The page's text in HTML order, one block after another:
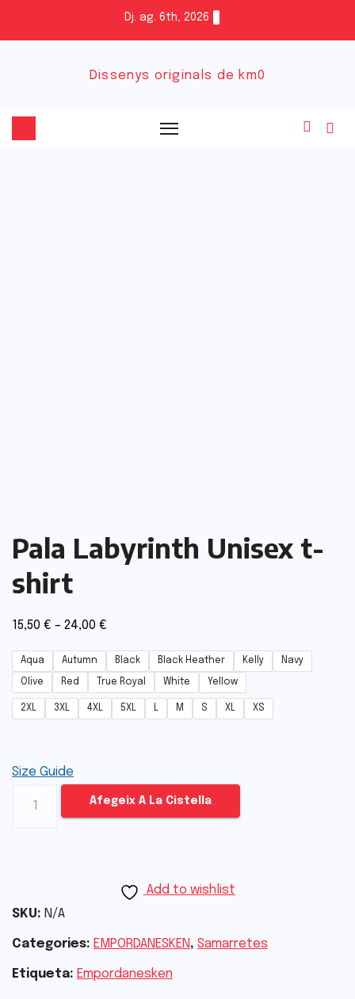
Dj. ag. 6th, 2026
Dissenys originals de km0
Pala Labyrinth Unisex t-
shirt
15,50 € – 24,00 €
Aqua Autumn Black Black Heather Kelly Navy
Olive Red True Royal White Yellow
2XL 3XL 4XL 5XL L M S XL XS
Size Guide
Afegeix A La Cistella
Add to wishlist
SKU: N/A
Categories: EMPORDANESKEN, Samarretes
Etiqueta: Empordanesken